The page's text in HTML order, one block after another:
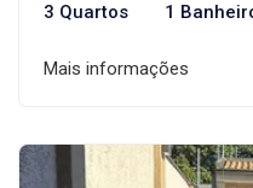
3 Quartos 1
Mais informações